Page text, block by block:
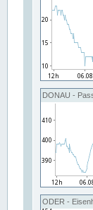
DONAU -
ODER -